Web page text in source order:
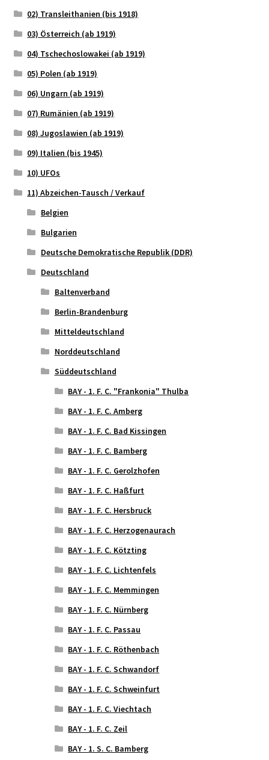
02) Transleithanien (bis 1918)
03) Österreich (ab 1919)
04) Tschechoslowakei (ab 1919)
05) Polen (ab 1919)
06) Ungarn (ab 1919)
07) Rumänien (ab 1919)
08) Jugoslawien (ab 1919)
09) Italien (bis 1945)
10) UFOs
11) Abzeichen-Tausch / Verkauf
Belgien
Bulgarien
Deutsche Demokratische Republik (DDR)
Deutschland
Baltenverband
Berlin-Brandenburg
Mitteldeutschland
Norddeutschland
Süddeutschland
BAY - 1. F. C. "Frankonia" Thulba
BAY - 1. F. C. Amberg
BAY - 1. F. C. Bad Kissingen
BAY - 1. F. C. Bamberg
BAY - 1. F. C. Gerolzhofen
BAY - 1. F. C. Haßfurt
BAY - 1. F. C. Hersbruck
BAY - 1. F. C. Herzogenaurach
BAY - 1. F. C. Kötzting
BAY - 1. F. C. Lichtenfels
BAY - 1. F. C. Memmingen
BAY - 1. F. C. Nürnberg
BAY - 1. F. C. Passau
BAY - 1. F. C. Röthenbach
BAY - 1. F. C. Schwandorf
BAY - 1. F. C. Schweinfurt
BAY - 1. F. C. Viechtach
BAY - 1. F. C. Zeil
BAY - 1. S. C. Bamberg